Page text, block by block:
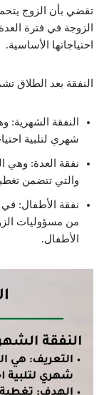
تقضي بأن الزوج
الزوجة في فترة
احتياجاتها الأساسية.
النفقة بعد الطلاق
النفقة الشهرية:
شهري لتلبية
نفقة العدة: وهي
والتي تتضمن
نفقة الأطفال:
من مسؤوليات
الأطفال.